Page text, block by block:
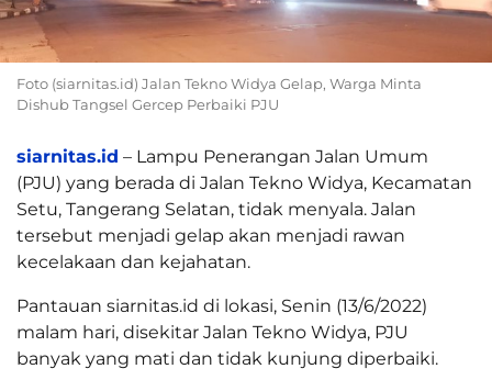
Foto (siarnitas.id) Jalan Tekno Widya Gelap, Warga Minta
Dishub Tangsel Gercep Perbaiki PJU
siarnitas.id – Lampu Penerangan Jalan Umum
(PJU) yang berada di Jalan Tekno Widya, Kecamatan
Setu, Tangerang Selatan, tidak menyala. Jalan
tersebut menjadi gelap akan menjadi rawan
kecelakaan dan kejahatan.
Pantauan siarnitas.id di lokasi, Senin (13/6/2022)
malam hari, disekitar Jalan Tekno Widya, PJU
banyak yang mati dan tidak kunjung diperbaiki.